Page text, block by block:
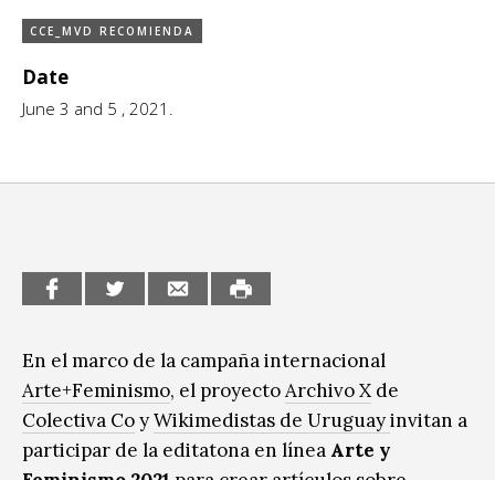
CCE en el interior/libros
Espacio itinerante de lectura infantil
Exposiciones
Formación
Infantil y Juvenil
Medio Ambiente
Sin categoría
CCE_MVD RECOMIENDA
Date
June 3 and 5 , 2021.
En el marco de la campaña internacional
Arte+Feminismo, el proyectoArchivo Xde
Colectiva CoyWikimedistas de Uruguayinvitan a
participar de la editatona en línea Arte y